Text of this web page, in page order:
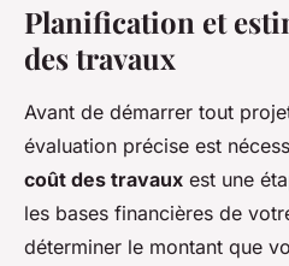
Planification et
des travaux
Avant de démarrer tout
évaluation précise est
coût des travaux est une
les bases financières de
déterminer le montant que